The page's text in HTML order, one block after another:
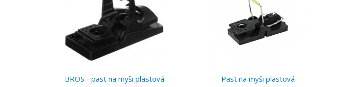
BROS - past na myši plastová Past na myši plastová